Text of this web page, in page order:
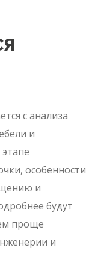
с анализа
и
особенности
и
будут
проще
и